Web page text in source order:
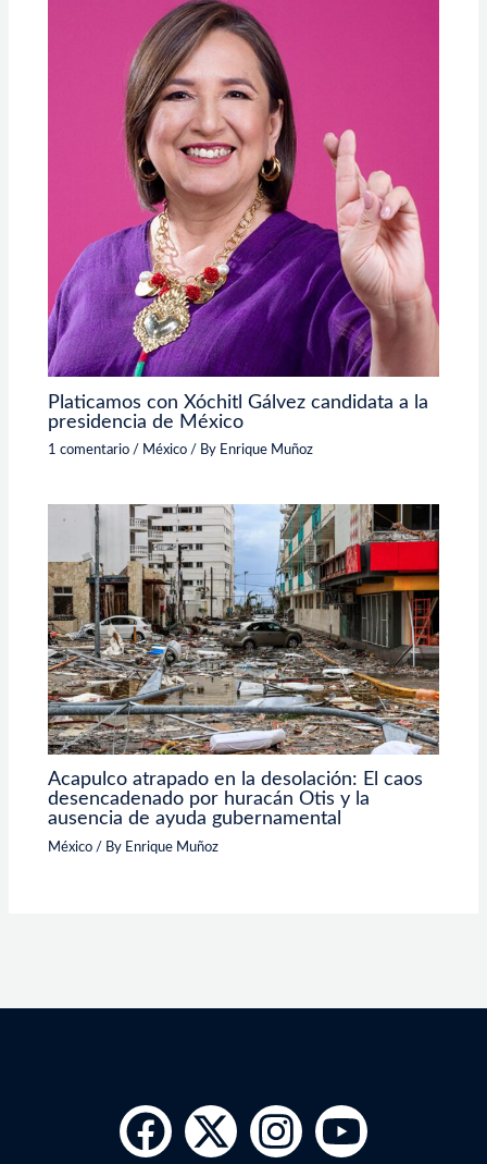
Platicamos con Xóchitl Gálvez candidata a la
presidencia de México
1 comentario / México / By Enrique Muñoz
Acapulco atrapado en la desolación: El caos
desencadenado por huracán Otis y la
ausencia de ayuda gubernamental
México / By Enrique Muñoz